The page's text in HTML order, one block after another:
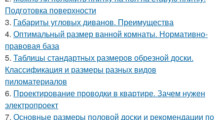
Подготовка поверхности
3. Габариты угловых диванов. Преимущества
4. Оптимальный размер ванной комнаты. Нормативно-
правовая база
5. Таблицы стандартных размеров обрезной доски.
Классификация и размеры разных видов
пиломатериалов
6. Проектирование проводки в квартире. Зачем нужен
электропроект
7. Основные размеры половой доски и рекомендации по